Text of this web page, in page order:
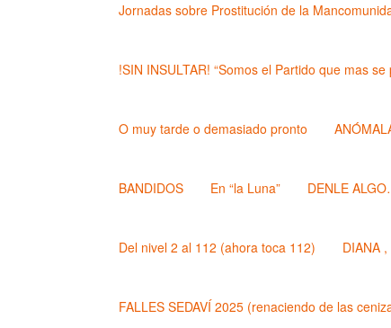
Jornadas sobre Prostitución de la
!SIN INSULTAR! “Somos el Partido que mas se
O muy tarde o demasiado pronto
BANDIDOS En “la Luna” DENLE
Del nivel 2 al 112 (ahora toca 112) DIANA
FALLES SEDAVÍ 2025 (renaciendo de las